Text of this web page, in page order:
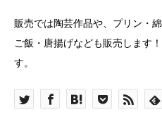
販売では陶芸作品や、プリン・
ご飯・唐揚げなども販売します
す。